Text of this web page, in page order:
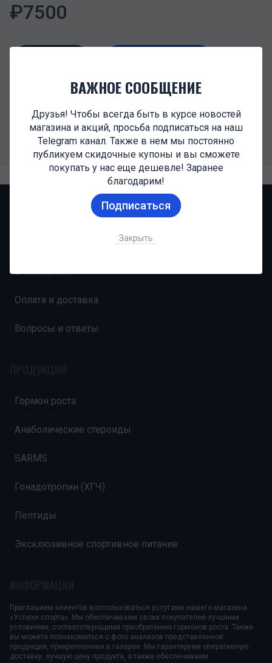
ВАЖНОЕ СООБЩЕНИЕ
Друзья! Чтобы всегда быть в курсе новостей
магазина и акций, просьба подписаться на наш
Telegram канал. Также в нем мы постоянно
публикуем скидочные купоны и вы сможете
покупать у нас еще дешевле! Заранее
благодарим!
Подписаться
Закрыть
₽7500
Somatropin 10ml
О компании
Оплата и доставка
Вопросы и ответы
Гормон роста
Анаболические стероиды
SARMS
Гонадотропин (ХГЧ)
Пептиды
Эксклюзивное спортивное питание
Приглашаем клиентов воспользоваться услугами нашего магазина
«Успехи спорта». Мы обеспечиваем своих покупателей лучшими
условиями, соответствующими приобретению гормонов роста. Также
вы можете познакомиться с фото анализов представленной
продукции, прикрепленных в галерее. Мы гарантируем оперативную
доставку, лучшую цену продукта, а также обеспечиваем